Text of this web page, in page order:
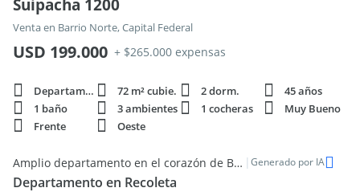
Suipacha 1200
Venta en Barrio Norte, Capital Federal
USD 199.000 + $265.000 expensas
Departamento 72 m² cubie. 2 dorm.
45 años
1 baño
3 ambientes 1 cocheras
Muy Bueno
Frente
Oeste
Amplio departamento en el corazón de Barrio Norte | Generado por IA
Departamento en Recoleta